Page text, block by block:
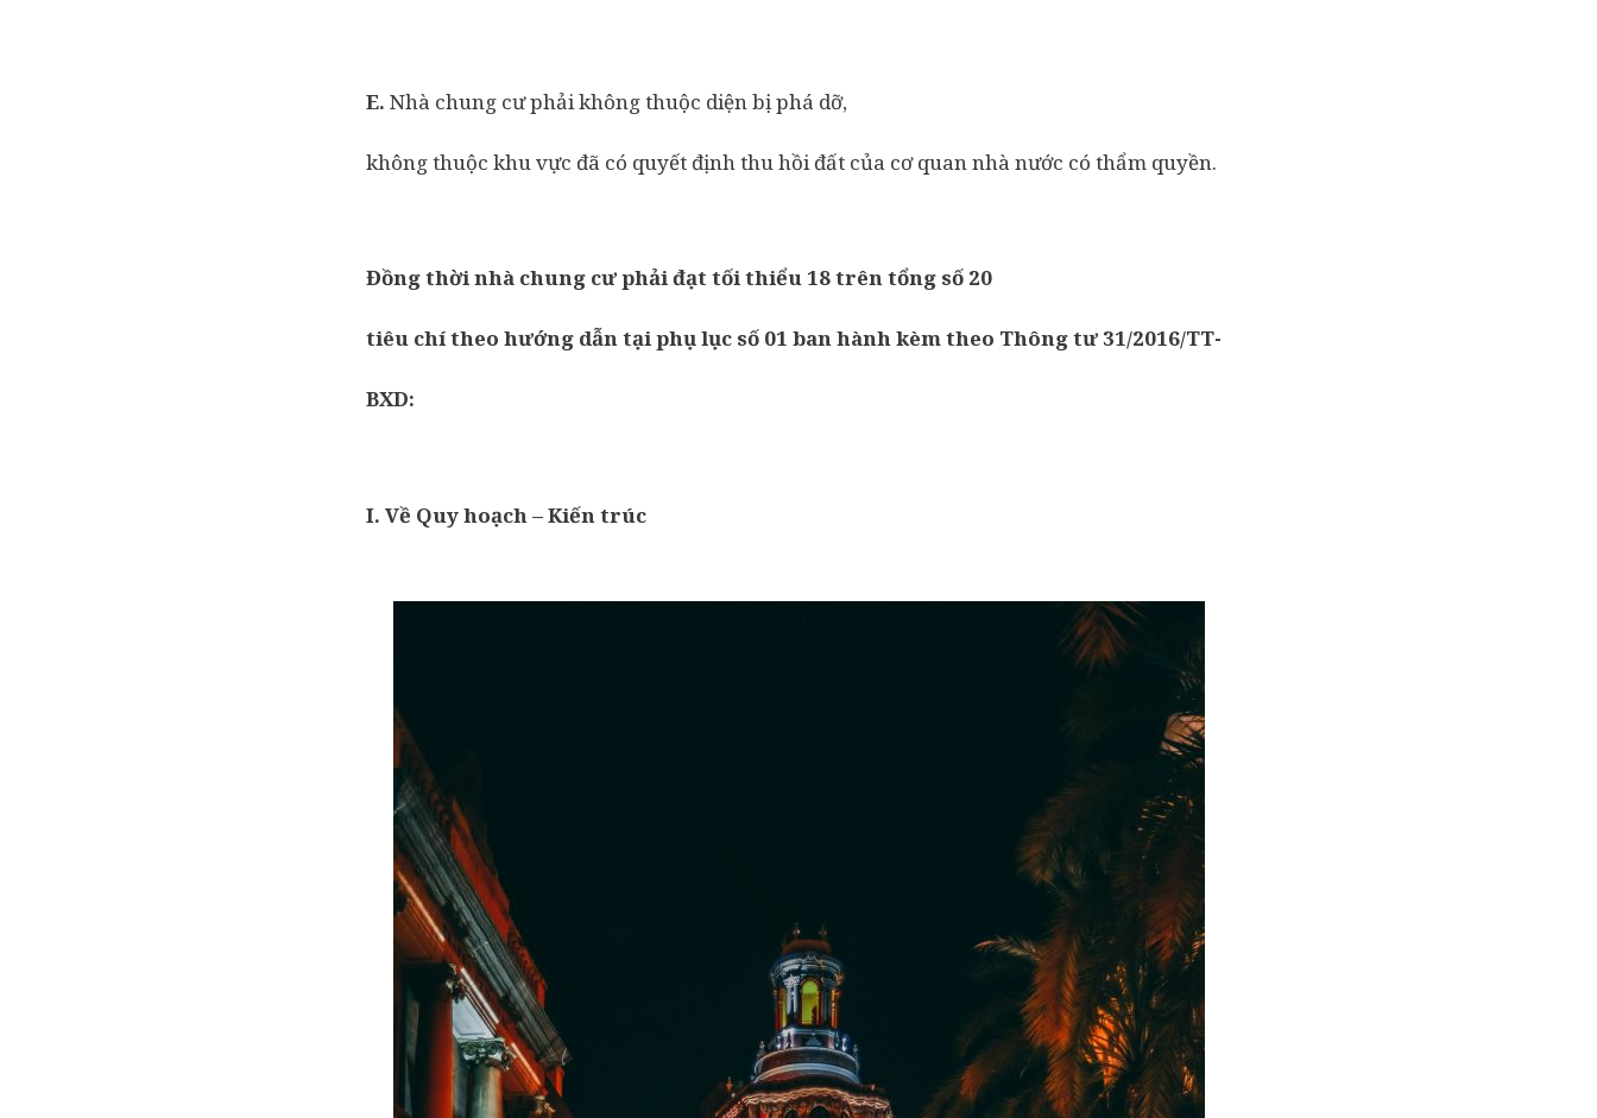
E. Nhà chung cư phải không thuộc diện bị phá dỡ,
không thuộc khu vực đã có quyết định thu hồi đất của cơ quan nhà nước có thẩm quyền.
Đồng thời nhà chung cư phải đạt tối thiểu 18 trên tổng số 20
tiêu chí theo hướng dẫn tại phụ lục số 01 ban hành kèm theo Thông tư 31/2016/TT-
BXD:
I. Về Quy hoạch – Kiến trúc